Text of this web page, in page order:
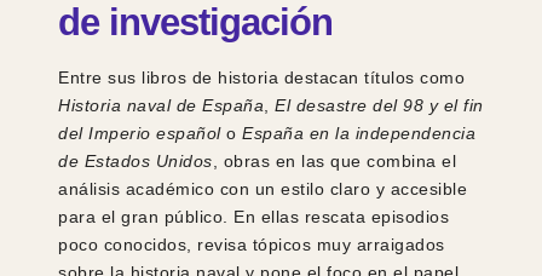
de investigación
Entre sus libros de historia destacan títulos como
Historia naval de España
El desastre del 98 y el fin
del Imperio españolo España en la independencia
de Estados Unidos , obras en las que combina el
análisis académico con un estilo claro y accesible
para el gran público. En ellas rescata episodios
poco conocidos, revisa tópicos muy arraigados